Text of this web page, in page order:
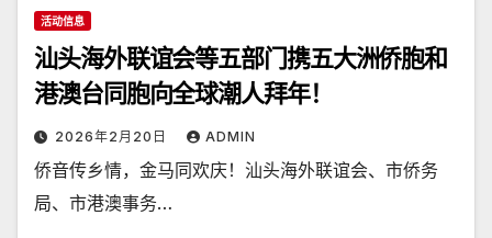
活动信息
汕头海外联谊会等五部门携五大洲侨胞和
港澳台同胞向全球潮人拜年！
2026年2月20日 ADMIN
侨音传乡情，金马同欢庆！汕头海外联谊会、市侨务
局、市港澳事务…